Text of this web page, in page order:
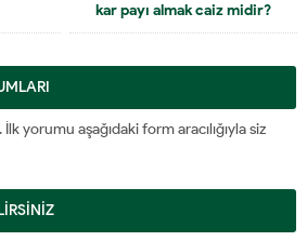
kar payı almak caiz midir?
yorumu aşağıdaki form aracılığıyla siz